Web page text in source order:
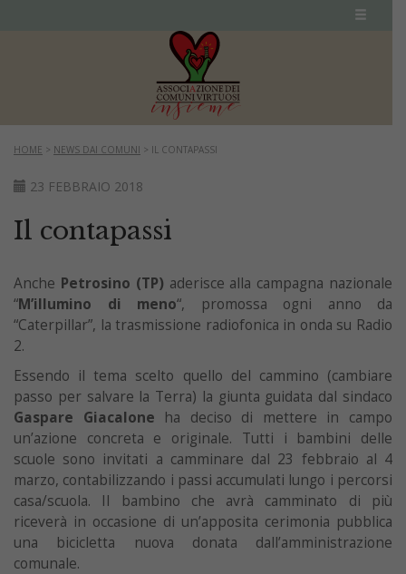
HOME > NEWS DAI COMUNI > IL CONTAPASSI
23 FEBBRAIO 2018
Il contapassi
Anche Petrosino (TP) aderisce alla campagna nazionale
“M’illumino di meno“, promossa ogni anno da
“Caterpillar”, la trasmissione radiofonica in onda su Radio
2.
Essendo il tema scelto quello del cammino (cambiare
passo per salvare la Terra) la giunta guidata dal sindaco
Gaspare Giacalone ha deciso di mettere in campo
un’azione concreta e originale. Tutti i bambini delle
scuole sono invitati a camminare dal 23 febbraio al 4
marzo, contabilizzando i passi accumulati lungo i percorsi
casa/scuola. Il bambino che avrà camminato di più
riceverà in occasione di un’apposita cerimonia pubblica
una bicicletta nuova donata dall’amministrazione
comunale.